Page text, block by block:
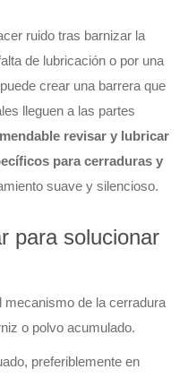
ruido tras barnizar la
de lubricación o por una
crear una barrera que
lleguen a las partes
revisar y lubricar
para cerraduras y
suave y silencioso.
para solucionar
mecanismo de la cerradura
o polvo acumulado.
preferiblemente en